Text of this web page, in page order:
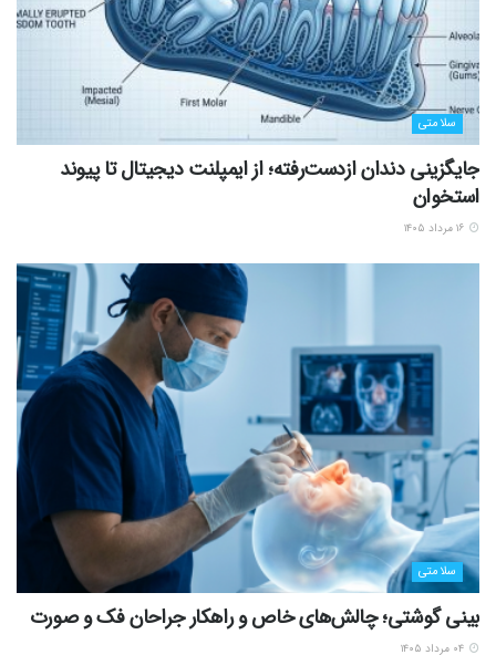
سلامتی
جایگزینی دندان ازدست‌رفته؛ از ایمپلنت دیجیتال تا پیوند
استخوان
سلامتی
بینی گوشتی؛ چالش‌های خاص و راهکار جراحان فک و صورت